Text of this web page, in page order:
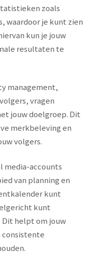
zoals
waardoor je kunt zien
kun je jouw
resultaten te
management,
vragen
jouw doelgroep. Dit
merkbeleving en
volgers.
media-accounts
van planning en
kunt
kunt
helpt om jouw